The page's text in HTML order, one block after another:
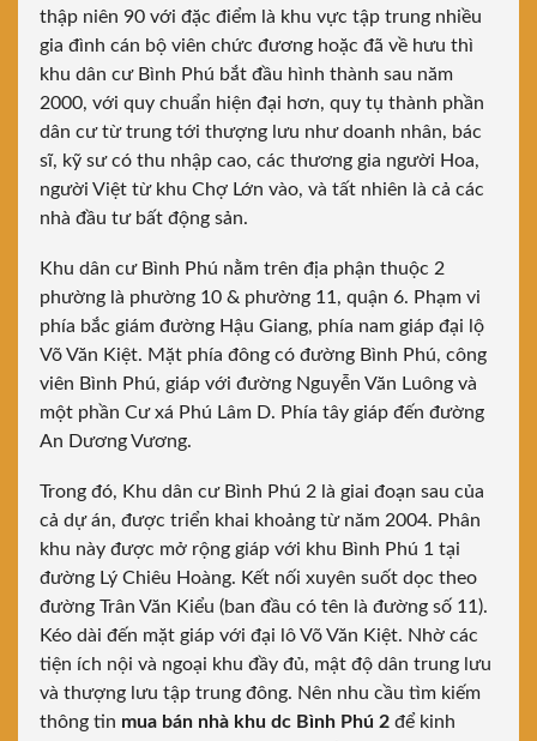
thập niên 90 với đặc điểm là khu vực tập trung nhiều
gia đình cán bộ viên chức đương hoặc đã về hưu thì
khu dân cư Bình Phú bắt đầu hình thành sau năm
2000, với quy chuẩn hiện đại hơn, quy tụ thành phần
dân cư từ trung tới thượng lưu như doanh nhân, bác
sĩ, kỹ sư có thu nhập cao, các thương gia người Hoa,
người Việt từ khu Chợ Lớn vào, và tất nhiên là cả các
nhà đầu tư bất động sản.
Khu dân cư Bình Phú nằm trên địa phận thuộc 2
phường là phường 10 & phường 11, quận 6. Phạm vi
phía bắc giám đường Hậu Giang, phía nam giáp đại lộ
Võ Văn Kiệt. Mặt phía đông có đường Bình Phú, công
viên Bình Phú, giáp với đường Nguyễn Văn Luông và
một phần Cư xá Phú Lâm D. Phía tây giáp đến đường
An Dương Vương.
Trong đó, Khu dân cư Bình Phú 2 là giai đoạn sau của
cả dự án, được triển khai khoảng từ năm 2004. Phân
khu này được mở rộng giáp với khu Bình Phú 1 tại
đường Lý Chiêu Hoàng. Kết nối xuyên suốt dọc theo
đường Trân Văn Kiểu (ban đầu có tên là đường số 11).
Kéo dài đến mặt giáp với đại lô Võ Văn Kiệt. Nhờ các
tiện ích nội và ngoại khu đầy đủ, mật độ dân trung lưu
và thượng lưu tập trung đông. Nên nhu cầu tìm kiếm
thông tin mua bán nhà khu dc Bình Phú 2 để kinh